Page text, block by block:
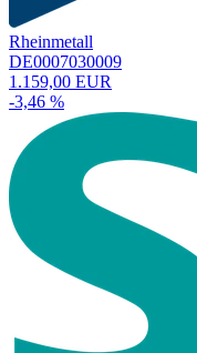
Rheinmetall
DE0007030009
1.159,00 EUR
-3,46 %